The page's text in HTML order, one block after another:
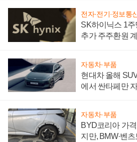
전자·전기·정보통
SK하이닉스 1
추가 주주환원
자동차·부품
현대차 올해
에서 싼타페만
자동차·부품
BYD코리아 가
지만, BMW·벤